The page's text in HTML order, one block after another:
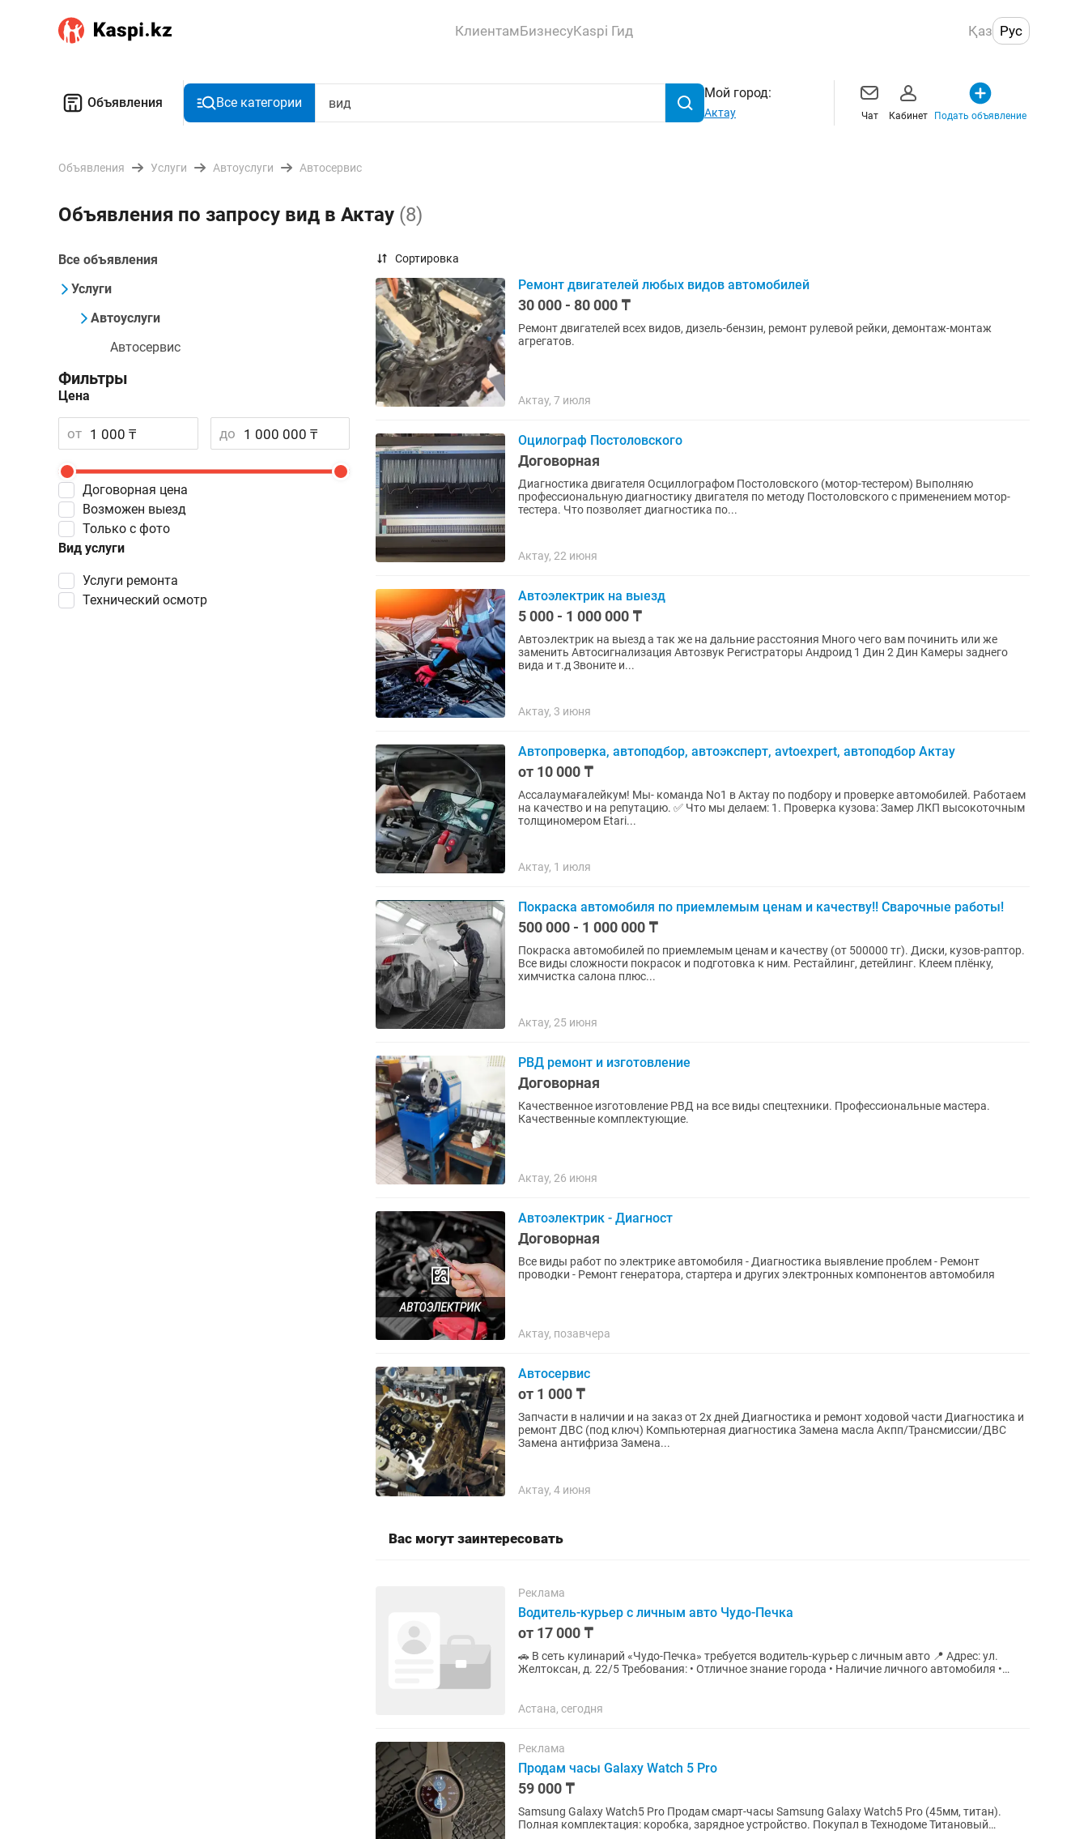
КлиентамБизнесуKaspi Гид Қаз Рус
Объявления Все категории
Мой город:
Актау Чат Кабинет Подать объявление
Объявления Услуги Автоуслуги Автосервис
Объявления по запросу вид в Актау (8)
Все объявления
Услуги
Автоуслуги
Автосервис
Фильтры
Цена
от до
Договорная цена
Возможен выезд
Вид услуги
услуги ремонта
технический осмотр
Только с фото
Сортировка
Ремонт двигателей любых видов автомобилей
30 000 - 80 000 ₸
Ремонт двигателей всех видов, дизель-бензин, ремонт рулевой рейки, демонтаж-монтаж
агрегатов.
Актау, 7 июля
Оцилограф Постоловского
Договорная
Диагностика двигателя Осциллографом Постоловского (мотор-тестером) Выполняю
профессиональную диагностику двигателя по методу Постоловского с применением мотор-
тестера. Что позволяет диагностика по...
Актау, 22 июня
Автоэлектрик на выезд
5 000 - 1 000 000 ₸
Автоэлектрик на выезд а так же на дальние расстояния Много чего вам починить или же
заменить Автосигнализация Автозвук Регистраторы Андроид 1 Дин 2 Дин Камеры заднего
вида и т.д Звоните и...
Актау, 3 июня
Автопроверка, автоподбор, автоэксперт, avtoexpert, автоподбор Актау
от 10 000 ₸
Ассалаумағалейкум! Мы- команда No1 в Актау по подбору и проверке автомобилей. Работаем
на качество и на репутацию. ✅ Что мы делаем: 1. Проверка кузова: Замер ЛКП высокоточным
толщиномером Etari...
Актау, 1 июля
Покраска автомобиля по приемлемым ценам и качеству!! Сварочные работы!
500 000 - 1 000 000 ₸
Покраска автомобилей по приемлемым ценам и качеству (от 500000 тг). Диски, кузов-раптор.
Все виды сложности покрасок и подготовка к ним. Рестайлинг, детейлинг. Клеем плёнку,
химчистка салона плюс...
Актау, 25 июня
РВД ремонт и изготовление
Договорная
Качественное изготовление РВД на все виды спецтехники. Профессиональные мастера.
Качественные комплектующие.
Актау, 26 июня
Автоэлектрик - Диагност
Договорная
Все виды работ по электрике автомобиля - Диагностика выявление проблем - Ремонт
проводки - Ремонт генератора, стартера и других электронных компонентов автомобиля
Актау, позавчера
Автосервис
от 1 000 ₸
Запчасти в наличии и на заказ от 2х дней Диагностика и ремонт ходовой части Диагностика и
ремонт ДВС (под ключ) Компьютерная диагностика Замена масла Акпп/Трансмиссии/ДВС
Замена антифриза Замена...
Актау, 4 июня
Вас могут заинтересовать
Реклама
Водитель-курьер с личным авто Чудо-Печка
от 17 000 ₸
🚗 В сеть кулинарий «Чудо-Печка» требуется водитель-курьер с личным авто 📍 Адрес: ул.
Желтоксан, д. 22/5 Требования: • Отличное знание города • Наличие личного автомобиля •
Астана, сегодня
Реклама
Продам часы Galaxy Watch 5 Pro
59 000 ₸
Samsung Galaxy Watch5 Pro Продам смарт-часы Samsung Galaxy Watch5 Pro (45мм, титан).
Полная комплектация: коробка, зарядное устройство. Покупал в Технодоме Титановый